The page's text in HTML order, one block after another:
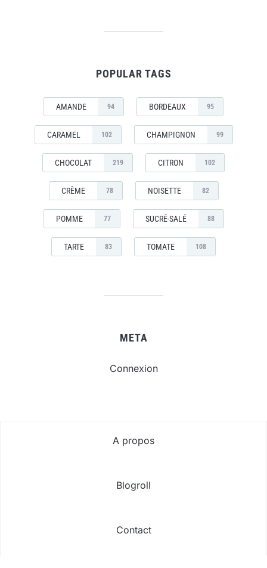
POPULAR TAGS
AMANDE 94 BORDEAUX 95
CARAMEL 102 CHAMPIGNON 99
CHOCOLAT 219 CITRON 102
CRÈME 78 NOISETTE 82
POMME 77 SUCRÉ-SALÉ 88
TARTE 83 TOMATE 108
META
Connexion
A propos
Blogroll
Contact